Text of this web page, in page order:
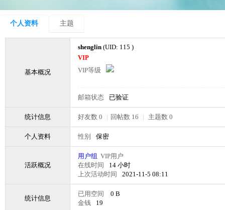
个人资料 主题
基本概况
shenglin (UID: 115 )
VIP
VIP等级
邮箱状态 已验证
统计信息 好友数 0 | 回帖数 16 | 主题数 0
个人资料 性别 保密
活跃概况
用户组 VIP用户
在线时间
14 小时
上次活动时间
2021-11-5 08:11
统计信息
已用空间
0 B
金钱
19